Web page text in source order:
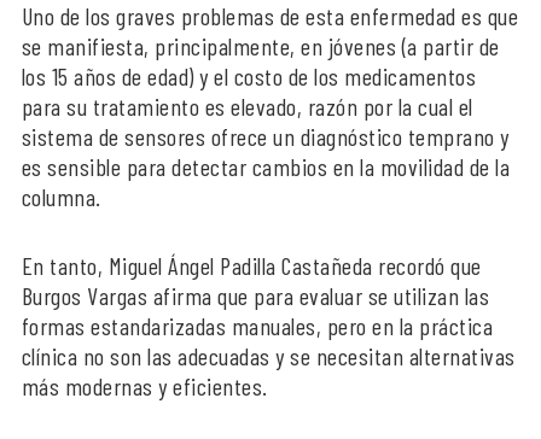
Uno de los graves problemas de esta enfermedad es que
se manifiesta, principalmente, en jóvenes (a partir de
los 15 años de edad) y el costo de los medicamentos
para su tratamiento es elevado, razón por la cual el
sistema de sensores ofrece un diagnóstico temprano y
es sensible para detectar cambios en la movilidad de la
columna.
En tanto, Miguel Ángel Padilla Castañeda recordó que
Burgos Vargas afirma que para evaluar se utilizan las
formas estandarizadas manuales, pero en la práctica
clínica no son las adecuadas y se necesitan alternativas
más modernas y eficientes.